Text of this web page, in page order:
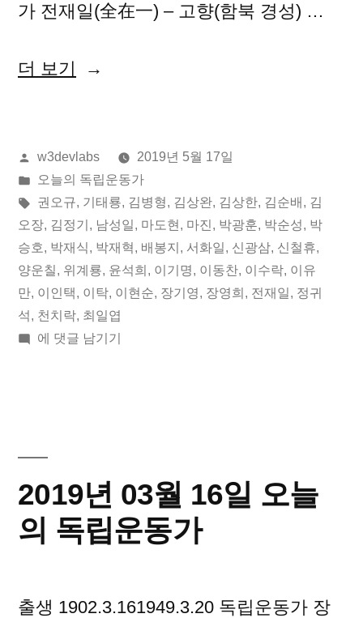
가 전재일(全在一) – 고향(함북 경성) …
더 보기 “2019
월
17
일
오
늘
의
독
가”
올
린
이:
w3devlabs
2019년 5월 17일
게
시
됨:
오늘의 독립운동가
태
그:
권오규, 기태룡, 김병형, 김상완, 김상한, 김순배 , 김
오장, 김정기 , 남성일, 마도현 , 마진 , 박광훈, 박순성, 박
승호, 박재식, 박재혁, 배봉지 , 서화일, 신광삼, 신철휴,
양운칠, 위계룡, 윤석희 , 이기명, 이동찬, 이수락, 이유
만, 이인택, 이탁, 이현순, 장기영, 장영희 , 전재일, 정귀
석, 천치락, 최일엽
2019
늘
의
독
동
에 댓글 남기기
2019년 03월 16일 오늘
의 독립운동가
출생 1902.3.161949.3.20 독립운동가 장